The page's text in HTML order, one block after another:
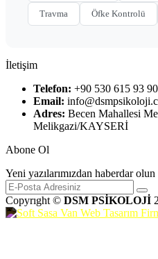
Travma Öfke Kontrolü
İletişim
Telefon: +90 530 615 93 90
Email:
Adres: Becen Mahallesi
Melikgazi/KAYSERİ
Abone Ol
Yeni yazılarımızdan haberdar olun
Copyrıght © DSM PSİKOLOJİ